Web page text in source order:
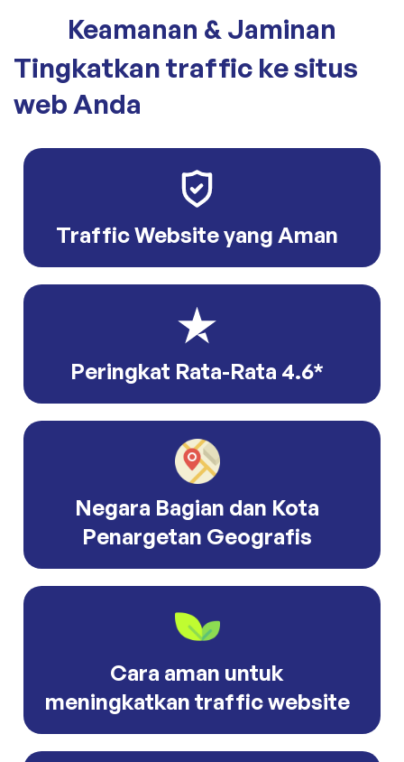
Keamanan & Jaminan
Tingkatkan traffic ke situs
web Anda
Traffic Website yang Aman
Peringkat Rata-Rata 4.6*
Negara Bagian dan Kota
Penargetan Geografis
Cara aman untuk
meningkatkan traffic website